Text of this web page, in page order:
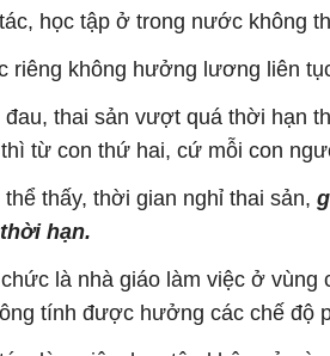
học tập ở trong nước không
riêng không hưởng lương liên
thai sản vượt quá thời hạn
từ con thứ hai, cứ mỗi con
thấy, thời gian nghỉ thai sản,
hạn.
là nhà giáo làm việc ở vùng
tính được hưởng các chế độ